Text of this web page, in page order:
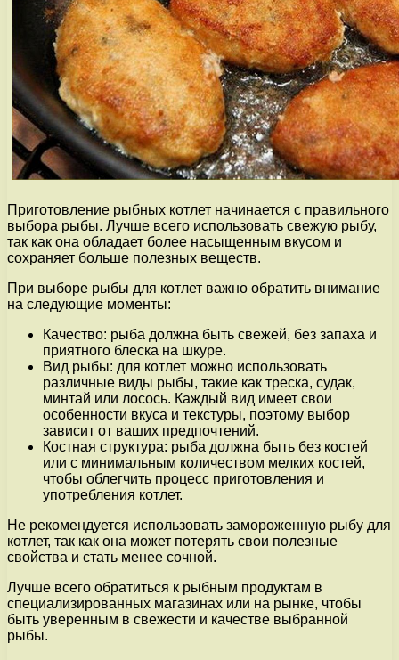
Приготовление рыбных котлет начинается с правильного
выбора рыбы. Лучше всего использовать свежую рыбу,
так как она обладает более насыщенным вкусом и
сохраняет больше полезных веществ.
При выборе рыбы для котлет важно обратить внимание
на следующие моменты:
Качество: рыба должна быть свежей, без запаха и
приятного блеска на шкуре.
Вид рыбы: для котлет можно использовать
различные виды рыбы, такие как треска, судак,
минтай или лосось. Каждый вид имеет свои
особенности вкуса и текстуры, поэтому выбор
зависит от ваших предпочтений.
Костная структура: рыба должна быть без костей
или с минимальным количеством мелких костей,
чтобы облегчить процесс приготовления и
употребления котлет.
Не рекомендуется использовать замороженную рыбу для
котлет, так как она может потерять свои полезные
свойства и стать менее сочной.
Лучше всего обратиться к рыбным продуктам в
специализированных магазинах или на рынке, чтобы
быть уверенным в свежести и качестве выбранной
рыбы.